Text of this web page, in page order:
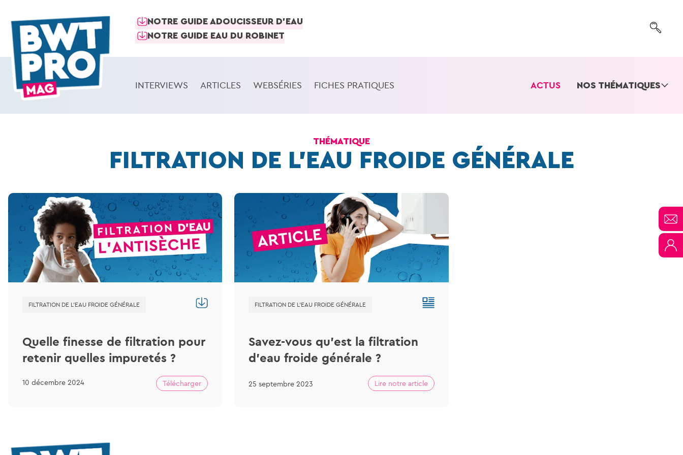
NOTRE GUIDE ADOUCISSEUR D'EAU
NOTRE GUIDE EAU DU ROBINET
INTERVIEWS ARTICLES WEBSÉRIES FICHES PRATIQUES ACTUS NOS THÉMATIQUES
THÉMATIQUE
FILTRATION DE L’EAU FROIDE GÉNÉRALE
FILTRATION DE L'EAU FROIDE GÉNÉRALE
Quelle finesse de filtration pour
retenir quelles impuretés ?
10 décembre 2024 Télécharger
FILTRATION DE L'EAU FROIDE GÉNÉRALE
Savez-vous qu’est la filtration
d’eau froide générale ?
25 septembre 2023 Lire notre article